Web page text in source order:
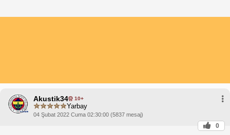
Akustik34 10+
Yarbay
04 Şubat 2022 Cuma 02:30:00 (5837 mesaj)
0